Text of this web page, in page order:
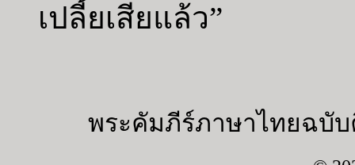
เปลี้ยเสียแล้ว”
พระคัมภีร์ภาษาไทยฉบับ